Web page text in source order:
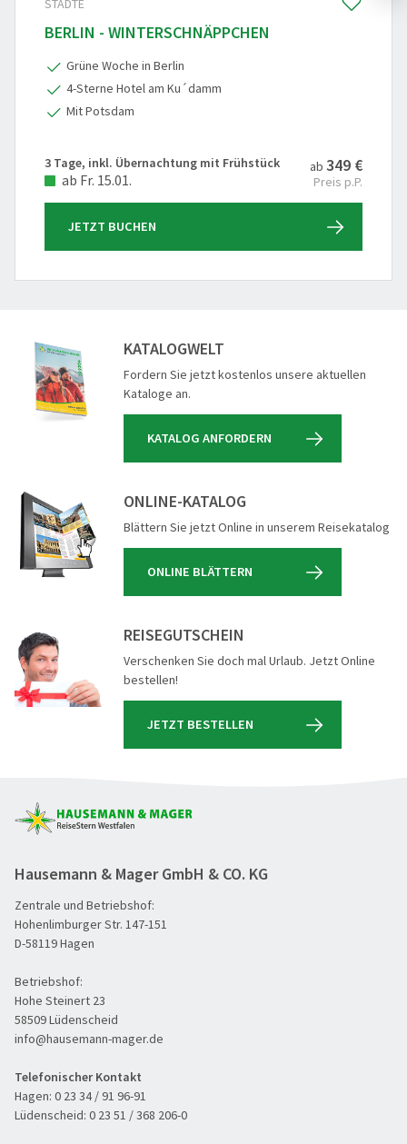
STÄDTE
BERLIN - WINTERSCHNÄPPCHEN
Grüne Woche in Berlin
4-Sterne Hotel am Ku´damm
Mit Potsdam
3 Tage, inkl. Übernachtung mit Frühstück
ab Fr. 15.01.
ab 349 €
Preis p.P.
JETZT BUCHEN
KATALOGWELT
Fordern Sie jetzt kostenlos unsere aktuellen
Kataloge an.
KATALOG ANFORDERN
ONLINE-KATALOG
Blättern Sie jetzt Online in unserem Reisekatalog
ONLINE BLÄTTERN
REISEGUTSCHEIN
Verschenken Sie doch mal Urlaub. Jetzt Online
bestellen!
JETZT BESTELLEN
Hausemann & Mager GmbH & CO. KG
Zentrale und Betriebshof:
Hohenlimburger Str. 147-151
D-58119 Hagen
Betriebshof:
Hohe Steinert 23
58509 Lüdenscheid
info@hausemann-mager.de
Telefonischer Kontakt
Hagen: 0 23 34 / 91 96-91
Lüdenscheid: 0 23 51 / 368 206-0